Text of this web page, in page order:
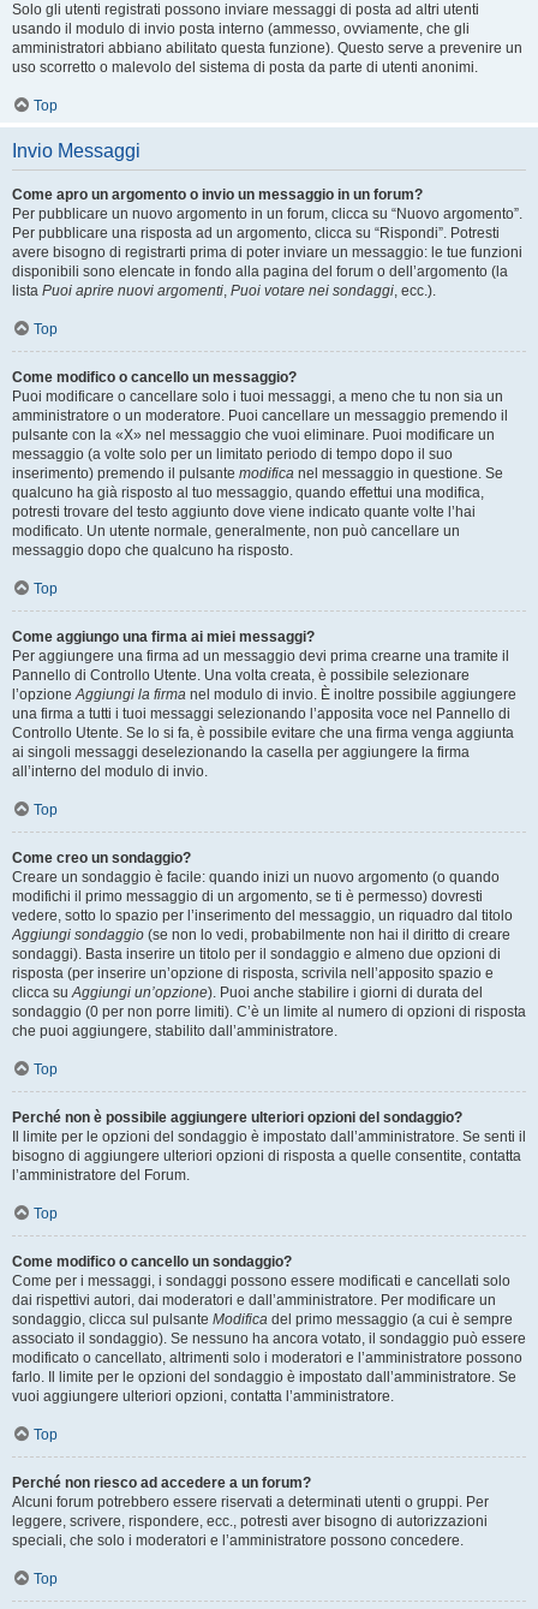
Solo gli utenti registrati possono inviare messaggi di posta ad altri utenti
usando il modulo di invio posta interno (ammesso, ovviamente, che gli
amministratori abbiano abilitato questa funzione). Questo serve a prevenire un
uso scorretto o malevolo del sistema di posta da parte di utenti anonimi.
Top
Invio Messaggi
Come apro un argomento o invio un messaggio in un forum?
Per pubblicare un nuovo argomento in un forum, clicca su “Nuovo argomento”.
Per pubblicare una risposta ad un argomento, clicca su “Rispondi”. Potresti
avere bisogno di registrarti prima di poter inviare un messaggio: le tue funzioni
disponibili sono elencate in fondo alla pagina del forum o dell’argomento (la
lista Puoi aprire nuovi argomenti, Puoi votare nei sondaggi, ecc.).
Top
Come modifico o cancello un messaggio?
Puoi modificare o cancellare solo i tuoi messaggi, a meno che tu non sia un
amministratore o un moderatore. Puoi cancellare un messaggio premendo il
pulsante con la «X» nel messaggio che vuoi eliminare. Puoi modificare un
messaggio (a volte solo per un limitato periodo di tempo dopo il suo
inserimento) premendo il pulsante modifica nel messaggio in questione. Se
qualcuno ha già risposto al tuo messaggio, quando effettui una modifica,
potresti trovare del testo aggiunto dove viene indicato quante volte l’hai
modificato. Un utente normale, generalmente, non può cancellare un
messaggio dopo che qualcuno ha risposto.
Top
Come aggiungo una firma ai miei messaggi?
Per aggiungere una firma ad un messaggio devi prima crearne una tramite il
Pannello di Controllo Utente. Una volta creata, è possibile selezionare
l’opzioneAggiungi la firma nel modulo di invio. È inoltre possibile aggiungere
una firma a tutti i tuoi messaggi selezionando l’apposita voce nel Pannello di
Controllo Utente. Se lo si fa, è possibile evitare che una firma venga aggiunta
ai singoli messaggi deselezionando la casella per aggiungere la firma
all’interno del modulo di invio.
Top
Come creo un sondaggio?
Creare un sondaggio è facile: quando inizi un nuovo argomento (o quando
modifichi il primo messaggio di un argomento, se ti è permesso) dovresti
vedere, sotto lo spazio per l’inserimento del messaggio, un riquadro dal titolo
Aggiungi sondaggio (se non lo vedi, probabilmente non hai il diritto di creare
sondaggi). Basta inserire un titolo per il sondaggio e almeno due opzioni di
risposta (per inserire un’opzione di risposta, scrivila nell’apposito spazio e
clicca suAggiungi un’opzione). Puoi anche stabilire i giorni di durata del
sondaggio (0 per non porre limiti). C’è un limite al numero di opzioni di risposta
che puoi aggiungere, stabilito dall’amministratore.
Top
Perché non è possibile aggiungere ulteriori opzioni del sondaggio?
Il limite per le opzioni del sondaggio è impostato dall’amministratore. Se senti il
bisogno di aggiungere ulteriori opzioni di risposta a quelle consentite, contatta
l’amministratore del Forum.
Top
Come modifico o cancello un sondaggio?
Come per i messaggi, i sondaggi possono essere modificati e cancellati solo
dai rispettivi autori, dai moderatori e dall’amministratore. Per modificare un
sondaggio, clicca sul pulsante Modifica del primo messaggio (a cui è sempre
associato il sondaggio). Se nessuno ha ancora votato, il sondaggio può essere
modificato o cancellato, altrimenti solo i moderatori e l’amministratore possono
farlo. Il limite per le opzioni del sondaggio è impostato dall’amministratore. Se
vuoi aggiungere ulteriori opzioni, contatta l’amministratore.
Top
Perché non riesco ad accedere a un forum?
Alcuni forum potrebbero essere riservati a determinati utenti o gruppi. Per
leggere, scrivere, rispondere, ecc., potresti aver bisogno di autorizzazioni
speciali, che solo i moderatori e l’amministratore possono concedere.
Top